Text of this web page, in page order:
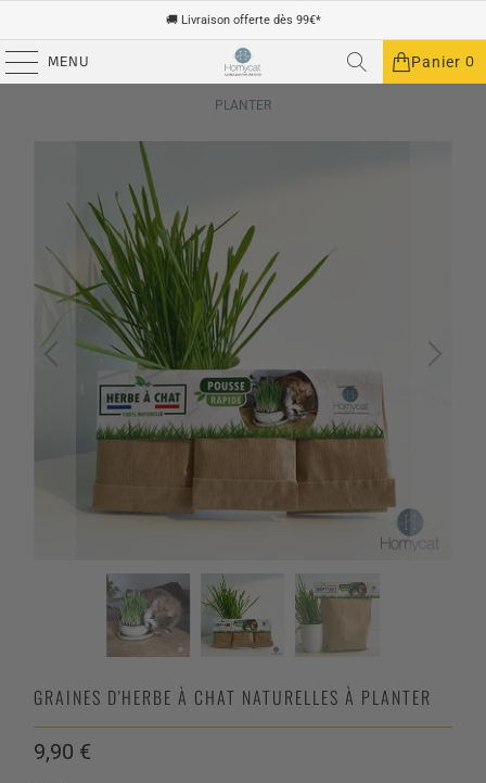
🚚 Livraison offerte dès 99€*
MENU Panier 0
GRAINES D'HERBE À CHAT NATURELLES À
PLANTER
GRAINES D'HERBE À CHAT NATURELLES À PLANTER
9,90 €